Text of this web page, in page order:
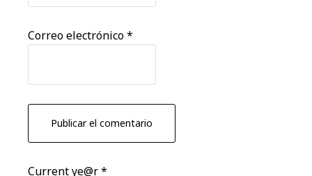
Correo electrónico*
Current ye@r*